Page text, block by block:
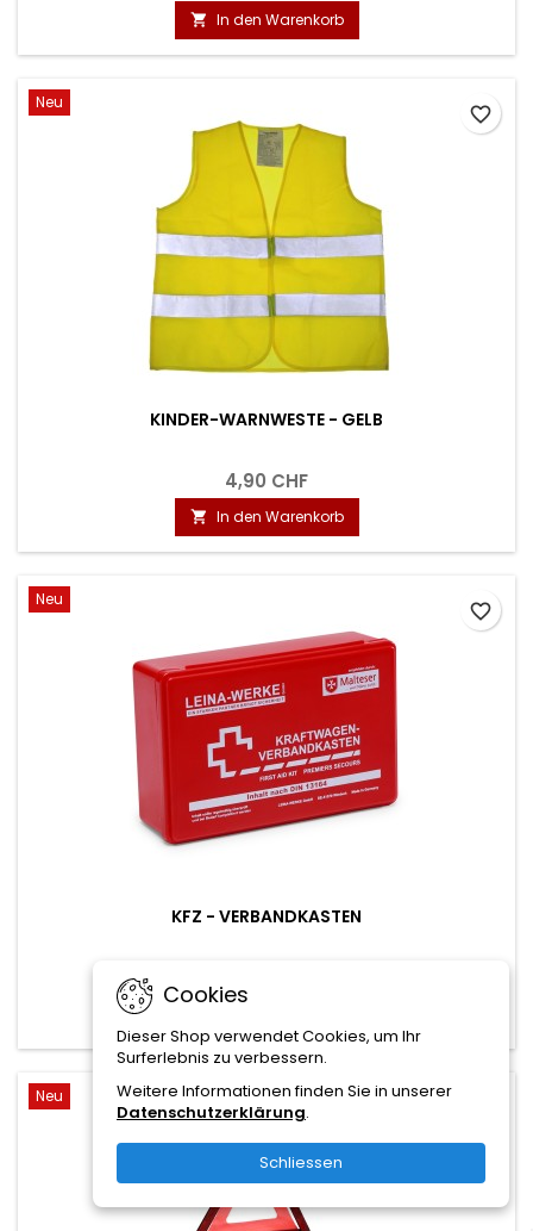
 In den Warenkorb
Neu
KINDER-WARNWESTE - GELB
4,90 CHF
 In den Warenkorb
favorite_border
Neu
KFZ - VERBANDKASTEN
favorite_border
Neu
Cookies
Dieser Shop verwendet Cookies, um Ihr
Surferlebnis zu verbessern.
Weitere Informationen finden Sie in unserer
Datenschutzerklärung.
Schliessen